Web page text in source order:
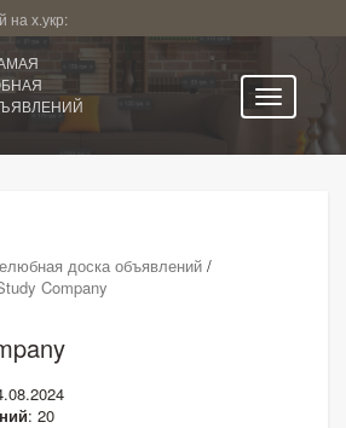
на х.укр:
объявление
доска объявлений /
Company
: 20